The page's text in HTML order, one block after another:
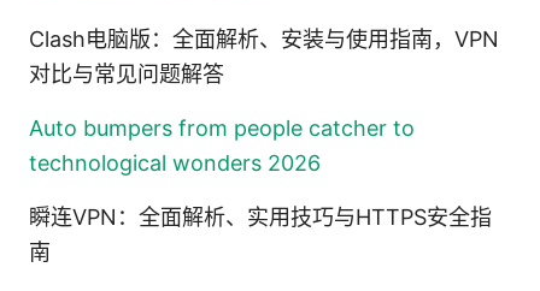
Clash电脑版：全面解析、安装与使用指南，VPN
对比与常见问题解答
Auto bumpers from people catcher to
technological wonders 2026
瞬连VPN：全面解析、实用技巧与HTTPS安全指
南